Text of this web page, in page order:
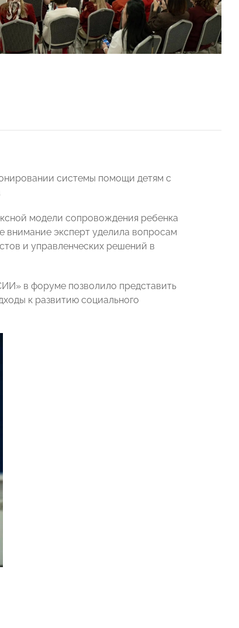
системы помощи детям с
модели сопровождения ребенка
внимание эксперт уделила вопросам
и управленческих решений в
в форуме позволило представить
к развитию социального